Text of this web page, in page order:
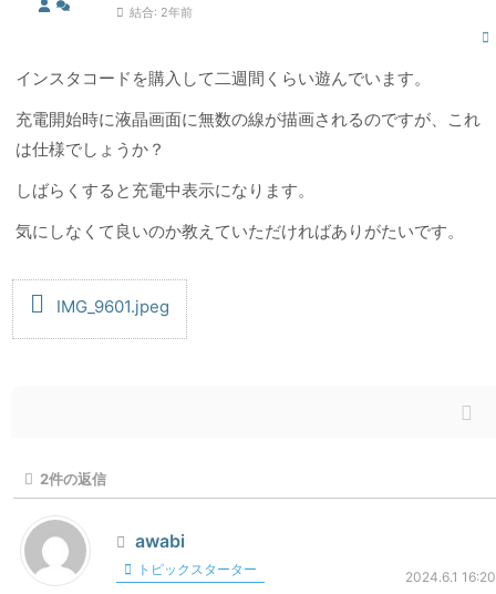
結合: 2年前
インスタコードを購入して二週間くらい遊んでいます。
充電開始時に液晶画面に無数の線が描画されるのですが、これ
は仕様でしょうか？
しばらくすると充電中表示になります。
気にしなくて良いのか教えていただければありがたいです。
IMG_9601.jpeg
2件の返信
awabi
トピックスターター
2024.6.1 16:20